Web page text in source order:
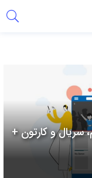
سریال و کارتون +